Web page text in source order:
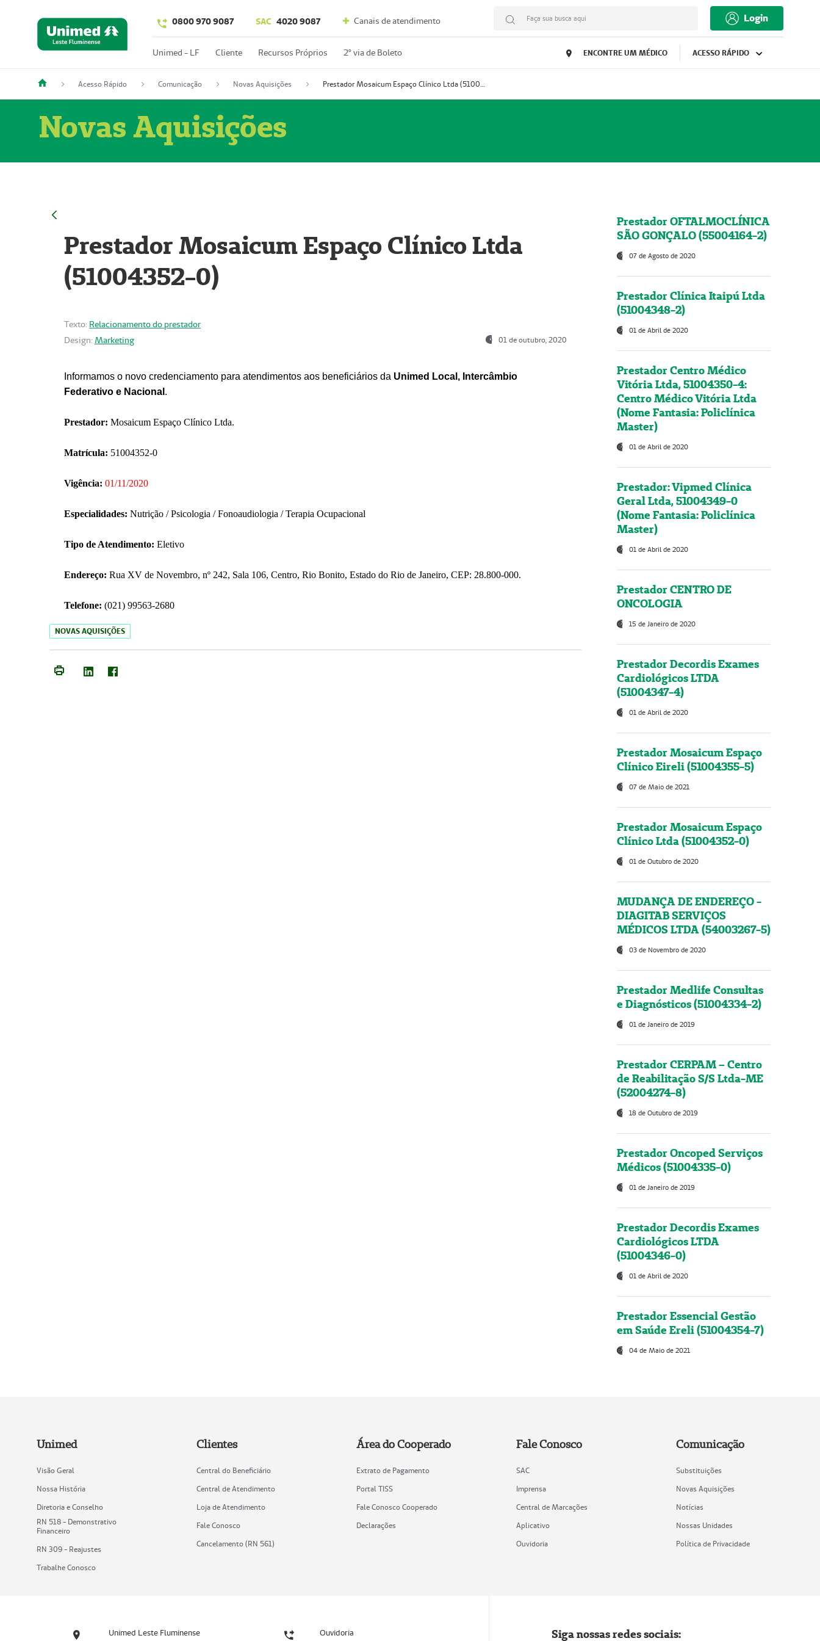
0800 970 9087 SAC 4020 9087 Canais de atendimento Faça sua busca aqui Login
Unimed - LF Cliente Recursos Próprios 2º via de Boleto ENCONTRE UM MÉDICO ACESSO RÁPIDO
Acesso Rápido Comunicação Novas Aquisições Prestador Mosaicum Espaço Clínico Ltda (51004352-0)
Novas Aquisições
Prestador Mosaicum Espaço Clínico Ltda
(51004352-0)
Texto: Relacionamento do prestador
Design: Marketing 01 de outubro, 2020
Informamos o novo credenciamento para atendimentos aos beneficiários da Unimed Local, Intercâmbio
Federativo e Nacional .
Prestador: Mosaicum Espaço Clínico Ltda.
Matrícula: 51004352-0
Vigência: 01/11/2020
Especialidades: Nutrição / Psicologia / Fonoaudiologia / Terapia Ocupacional
Tipo de Atendimento: Eletivo
Endereço: Rua XV de Novembro, nº 242, Sala 106, Centro, Rio Bonito, Estado do Rio de Janeiro, CEP: 28.800-000.
Telefone: (021) 99563-2680
NOVAS AQUISIÇÕES
Prestador OFTALMOCLÍNICA
SÃO GONÇALO (55004164-2)
07 de Agosto de 2020
Prestador Clínica Itaipú Ltda
(51004348-2)
01 de Abril de 2020
Prestador Centro Médico
Vitória Ltda, 51004350-4:
Centro Médico Vitória Ltda
(Nome Fantasia: Policlínica
Master)
01 de Abril de 2020
Prestador: Vipmed Clínica
Geral Ltda, 51004349-0
(Nome Fantasia: Policlínica
Master)
01 de Abril de 2020
Prestador CENTRO DE
ONCOLOGIA
15 de Janeiro de 2020
Prestador Decordis Exames
Cardiológicos LTDA
(51004347-4)
01 de Abril de 2020
Prestador Mosaicum Espaço
Clínico Eireli (51004355-5)
07 de Maio de 2021
Prestador Mosaicum Espaço
Clínico Ltda (51004352-0)
01 de Outubro de 2020
MUDANÇA DE ENDEREÇO -
DIAGITAB SERVIÇOS
MÉDICOS LTDA (54003267-5)
03 de Novembro de 2020
Prestador Medlife Consultas
e Diagnósticos (51004334-2)
01 de Janeiro de 2019
Prestador CERPAM – Centro
de Reabilitação S/S Ltda-ME
(52004274-8)
18 de Outubro de 2019
Prestador Oncoped Serviços
Médicos (51004335-0)
01 de Janeiro de 2019
Prestador Decordis Exames
Cardiológicos LTDA
(51004346-0)
01 de Abril de 2020
Prestador Essencial Gestão
em Saúde Ereli (51004354-7)
04 de Maio de 2021
Unimed
Visão Geral
Nossa História
Diretoria e Conselho
RN 518 - Demonstrativo
Financeiro
RN 309 - Reajustes
Trabalhe Conosco
Clientes
Central do Beneficiário
Central de Atendimento
Loja de Atendimento
Fale Conosco
Cancelamento (RN 561)
Área do Cooperado
Extrato de Pagamento
Portal TISS
Fale Conosco Cooperado
Declarações
Fale Conosco
SAC
Imprensa
Central de Marcações
Aplicativo
Ouvidoria
Comunicação
Substituições
Novas Aquisições
Notícias
Nossas Unidades
Política de Privacidade
Unimed Leste Fluminense Ouvidoria Siga nossas redes sociais: